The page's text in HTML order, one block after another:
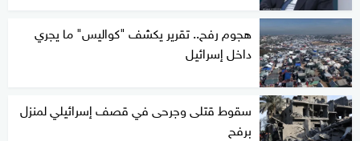
هجوم رفح.. تقرير يكشف "كواليس" ما يجري
داخل إسرائيل
سقوط قتلى وجرحى في قصف إسرائيلي لمنزل
برفح